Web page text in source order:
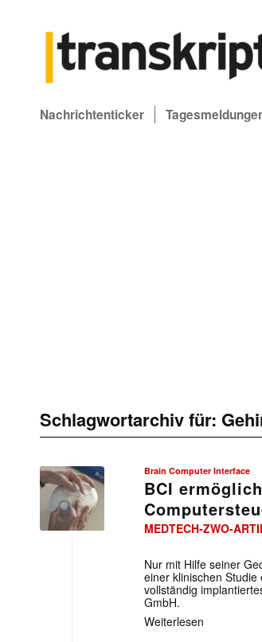
Nachrichtenticker
Schlagwortarchiv für:
Brain Computer Interface
BCI
MEDTECH-ZWO-
Nur mit Hilfe seiner
einer klinischen
vollständig
GmbH.
Weiterlesen